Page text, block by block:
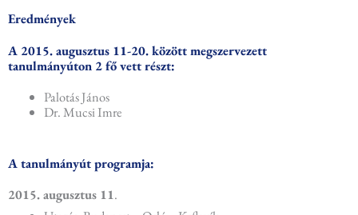
Eredmények
A 2015. augusztus 11-20. között megszervezett
tanulmányúton 2 fő vett részt:
Palotás János
Dr. Mucsi Imre
A tanulmányút programja:
2015. augusztus 11.